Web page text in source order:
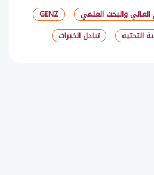
شارك
والبحث العلمي
GENZ
التحتية
تبادل الخبرات